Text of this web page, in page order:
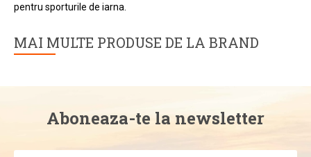
pentru sporturile de iarna.
MAI MULTE PRODUSE DE LA BRAND
Aboneaza-te la newsletter